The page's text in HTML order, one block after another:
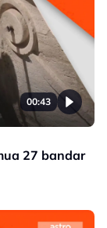
00:43
27 bandar